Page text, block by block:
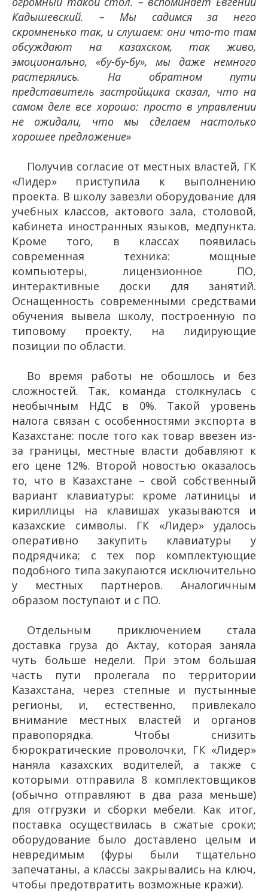
Кадышевский. – Мы садимся за него
скромненько так, и слушаем: они что-то там
обсуждают на казахском, так живо,
эмоционально, «бу-бу-бу», мы даже немного
растерялись. На обратном пути
представитель застройщика сказал, что на
самом деле все хорошо: просто в управлении
не ожидали, что мы сделаем настолько
хорошее предложение»
Получив согласие от местных властей, ГК
«Лидер» приступила к выполнению
проекта. В школу завезли оборудование для
учебных классов, актового зала, столовой,
кабинета иностранных языков, медпункта.
Кроме того, в классах появилась
современная техника: мощные
компьютеры, лицензионное ПО,
интерактивные доски для занятий.
Оснащенность современными средствами
обучения вывела школу, построенную по
типовому проекту, на лидирующие
позиции по области.
Во время работы не обошлось и без
сложностей. Так, команда столкнулась с
необычным НДС в 0%. Такой уровень
налога связан с особенностями экспорта в
Казахстане: после того как товар ввезен из-
за границы, местные власти добавляют к
его цене 12%. Второй новостью оказалось
то, что в Казахстане – свой собственный
вариант клавиатуры: кроме латиницы и
кириллицы на клавишах указываются и
казахские символы. ГК «Лидер» удалось
оперативно закупить клавиатуры у
подрядчика; с тех пор комплектующие
подобного типа закупаются исключительно
у местных партнеров. Аналогичным
образом поступают и с ПО.
Отдельным приключением стала
доставка груза до Актау, которая заняла
чуть больше недели. При этом большая
часть пути пролегала по территории
Казахстана, через степные и пустынные
регионы, и, естественно, привлекало
внимание местных властей и органов
правопорядка. Чтобы снизить
бюрократические проволочки, ГК «Лидер»
наняла казахских водителей, а также с
которыми отправила 8 комплектовщиков
(обычно отправляют в два раза меньше)
для отгрузки и сборки мебели. Как итог,
поставка осуществилась в сжатые сроки;
оборудование было доставлено целым и
невредимым (фуры были тщательно
запечатаны, а классы закрывались на ключ,
чтобы предотвратить возможные кражи).